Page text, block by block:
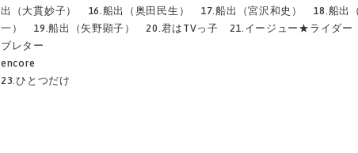
出（大貫妙子） 16.船出（奥田民生） 17.船出（宮沢和史） 18.船出
一） 19.船出（矢野顕子） 20.君はTVっ子 21.イージュー★ライダー
ブレター
encore
23.ひとつだけ